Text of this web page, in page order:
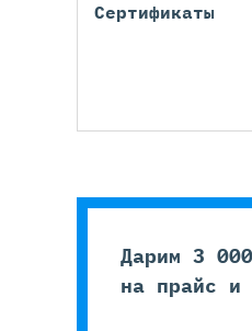
Сертификаты
Дарим 3
на прайс и